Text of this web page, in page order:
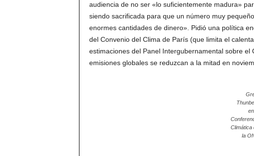
audiencia de no ser «lo suficientemente madura»
siendo sacrificada para que un número muy
enormes cantidades de dinero». Pidió una política
del Convenio del Clima de París (que limita el
estimaciones del Panel Intergubernamental sobre
emisiones globales se reduzcan a la mitad en
Climática
la